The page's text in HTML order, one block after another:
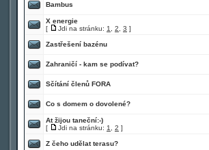
Bambus
X energie
[
Jdi na stránku: 1 2 3 ]
Zastřešení bazénu
Zahraničí - kam se podívat?
Sčítání členů FORA
Co s domem o dovolené?
At žijou taneční:-)
[
Jdi na stránku: 1 2 ]
Z čeho udělat terasu?